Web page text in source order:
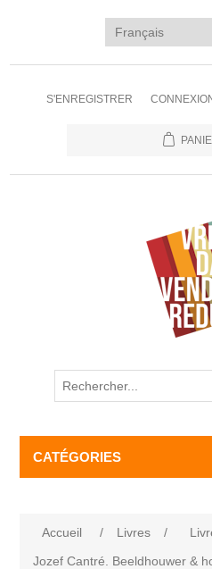
S'ENREGISTRER
CATÉGORIES
Accueil / Livres /
Jozef Cantré. Beeldhouwer &